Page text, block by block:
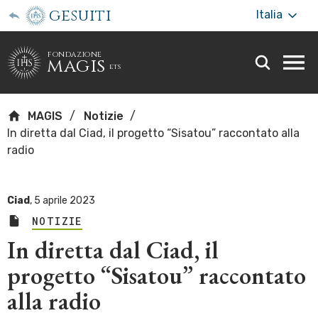
gesuiti Italia
fondazione
magis ets
MAGIS
Notizie
In diretta dal Ciad, il progetto “Sisatou” raccontato alla
radio
Ciad, 5 aprile 2023
NOTIZIE
In diretta dal Ciad, il
progetto “Sisatou” raccontato
alla radio